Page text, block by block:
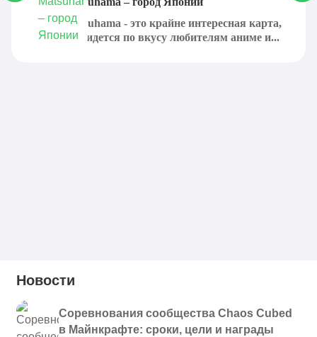
Карта Matsuhama - это крайне интересная карта,
которая придется по вкусу любителям аниме и...
Новости
Соревнования сообщества Chaos Cubed
в Майнкрафте: сроки, цели и награды